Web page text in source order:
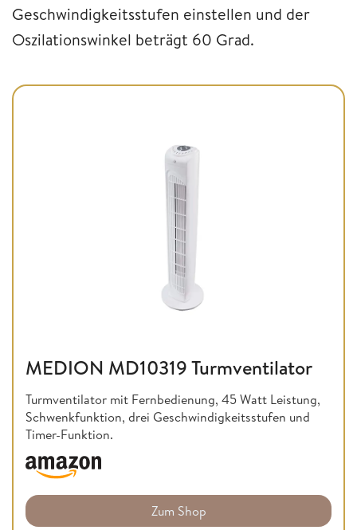
Geschwindigkeitsstufen einstellen und der
Oszilationswinkel beträgt 60 Grad.
MEDION MD10319 Turmventilator
Turmventilator mit Fernbedienung, 45 Watt Leistung,
Schwenkfunktion, drei Geschwindigkeitsstufen und
Timer-Funktion.
Zum Shop